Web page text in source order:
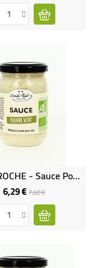
DATE PROCHE - Sauce Poivre Vert Bio
6,29 €Prix
de
base
7,40 €Prix